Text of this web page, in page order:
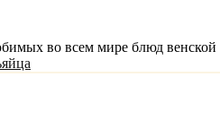
во всем мире блюд венской
яйца